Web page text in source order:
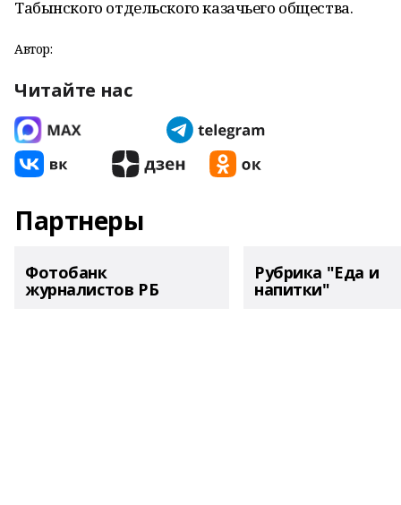
Табынского отдельского казачьего общества.
Автор:
Читайте нас
Партнеры
Фотобанк
журналистов РБ
Рубрика "Еда и
напитки"